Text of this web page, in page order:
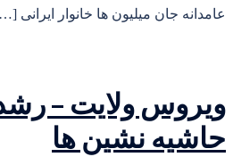
عامدانه جان میلیون ها خانوار ایرانی
ویروس ولایت –
حاشیه نشین ها